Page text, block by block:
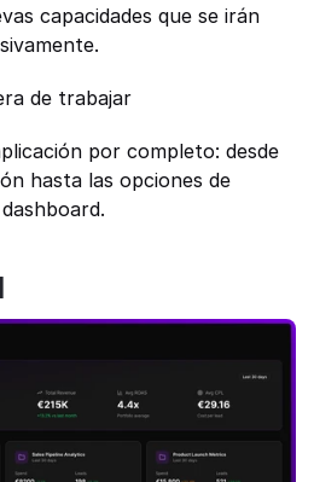
capacidades que se irán
de trabajar
por completo: desde
hasta las opciones de